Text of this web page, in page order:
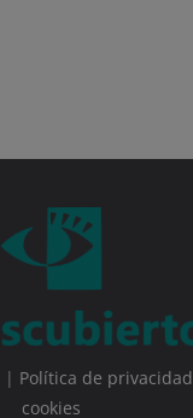
| Política de privacidad
cookies